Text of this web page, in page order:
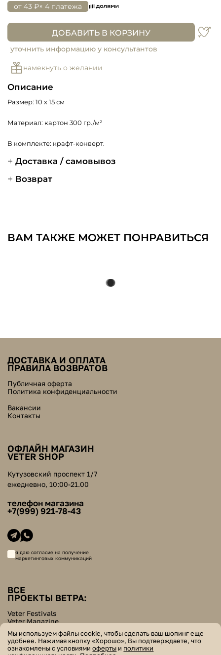
от 43 ₽× 4 платежа
ДОБАВИТЬ В КОРЗИНУ
уточнить информацию у консультантов
намекнуть о желании
Описание
Размер: 10 х 15 см
Материал: картон 300 гр./м²
В комплекте: крафт-конверт.
Доставка / самовывоз
Возврат
ВАМ ТАКЖЕ МОЖЕТ ПОНРАВИТЬСЯ
ДОСТАВКА И ОПЛАТА
ПРАВИЛА ВОЗВРАТОВ
Публичная оферта
Политика конфиденциальности
Вакансии
Контакты
ОФЛАЙН МАГАЗИН
VETER SHOP
Кутузовский проспект 1/7
ежедневно, 10:00-21.00
телефон магазина
+7(999) 921-78-43
я даю согласие на получение
маркетинговых коммуникаций
ВСЕ
ПРОЕКТЫ ВЕТРА:
Veter Festivals
Veter Magazine
Helpers Bazar
© veter. все права защищены
Мы используем файлы cookie, чтобы сделать ваш шопинг еще
удобнее. Нажимая кнопку «Хорошо», Вы подтверждаете, что
ознакомлены с условиямиоферты и политики